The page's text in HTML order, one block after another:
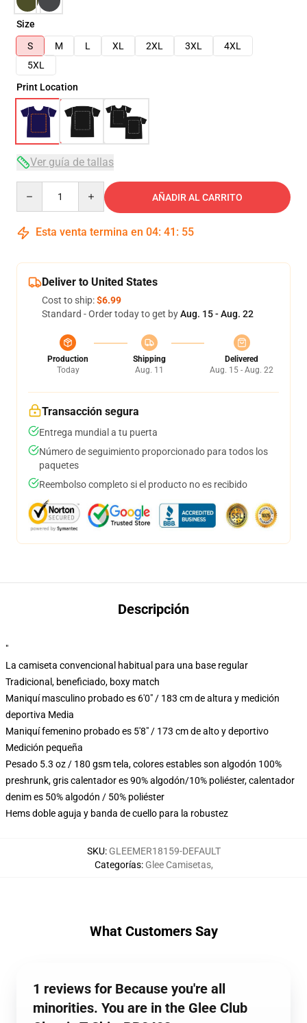
Size
S
M L XL 2XL 3XL
4XL
5XL
Print Location
Ver guía de tallas
AÑADIR AL CARRITO
Esta venta termina en 04: 41 : 54
Deliver to United States
Cost to ship:$6.99
Standard - Order today to get byAug. 15 - Aug. 22
Production
Today
Shipping
Aug. 11
Delivered
Aug. 15 - Aug. 22
Transacción segura
Entrega mundial a tu puerta
Número de seguimiento proporcionado para todos los
paquetes
Reembolso completo si el producto no es recibido
Descripción
"
La camiseta convencional habitual para una base regular
Tradicional, beneficiado, boxy match
Maniquí masculino probado es 6'0" / 183 cm de altura y medición
deportiva Media
Maniquí femenino probado es 5'8" / 173 cm de alto y deportivo
Medición pequeña
Pesado 5.3 oz / 180 gsm tela, colores estables son algodón 100%
preshrunk, gris calentador es 90% algodón/10% poliéster, calentador
denim es 50% algodón / 50% poliéster
Hems doble aguja y banda de cuello para la robustez
SKU: GLEEMER18159-DEFAULT
Categorías: Glee Camisetas,
What Customers Say
1 reviews for Because you're all
minorities. You are in the Glee Club